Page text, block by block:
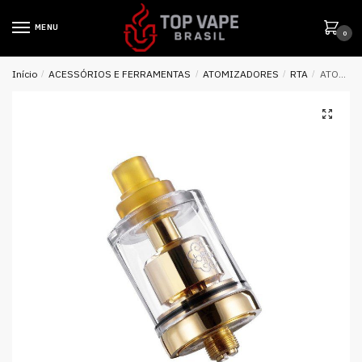
MENU
0
Início / ACESSÓRIOS E FERRAMENTAS / ATOMIZADORES / RTA / ATOMIZADOR RTA DOTMTL – DotMod